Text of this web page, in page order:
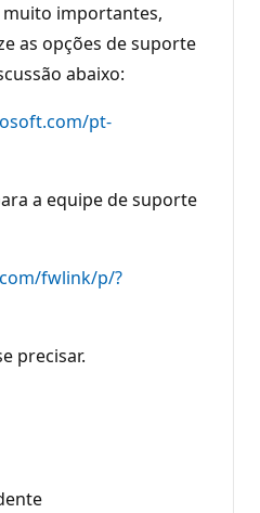
importantes,
as opções de suporte
abaixo:
pt-
a equipe de suporte
fwlink/p/?
precisar.